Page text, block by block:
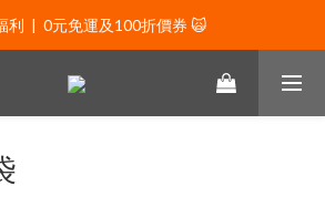
利  |  0元免運及100折價券 🙀
利  |  0元免運及100折價券 🙀
利  |  會員專屬好禮三選一🌟
利  |  0元免運及100折價券 🙀